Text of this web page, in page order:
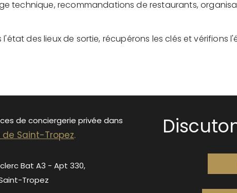
technique, recommandations de restaurants,
des lieux de sortie, récupérons les clés et vérifions
de conciergerie privée dans
Saint-Tropez.
Bat A3 - Apt 330,
Tropez